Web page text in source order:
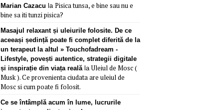
Marian Cazacu la Pisica tunsa, e bine sau nu e
bine sa iti tunzi pisica?
Masajul relaxant și uleiurile folosite. De ce
aceeași ședință poate fi complet diferită de la
un terapeut la altul » Touchofadream -
Lifestyle, povești autentice, strategii digitale
și inspirație din viața reală laUleiul de Mosc (
Musk ). Ce provenienta ciudata are uleiul de
Mosc si cum poate fi folosit.
Ce se întâmplă acum în lume, lucrurile